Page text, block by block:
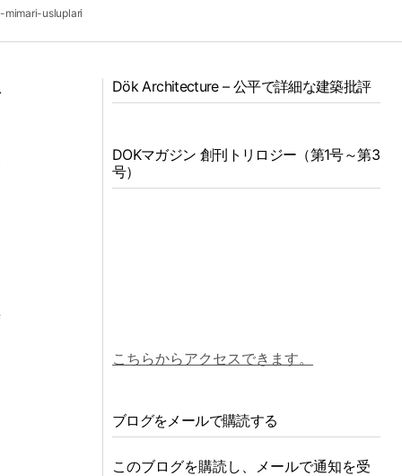
mimari-usluplari
Dök Architecture – 公平で詳細な建築批評
DOKマガジン 創刊トリロジー（第1号～第3
号）
こちらからアクセスできます。
ブログをメールで購読する
このブログを購読し、メールで通知を受